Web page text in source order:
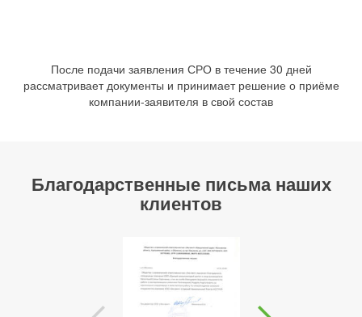
После подачи заявления СРО в течение 30 дней
рассматривает документы и принимает решение о приёме
компании-заявителя в свой состав
Благодарственные письма наших
клиентов